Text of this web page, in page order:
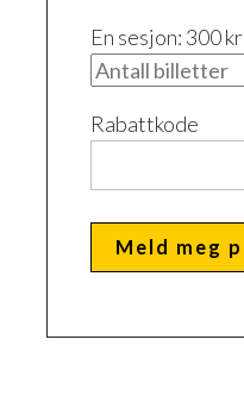
En sesjon: 300 kr
Rabattkode